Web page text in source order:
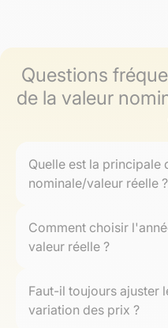
Questions
de la valeur
Quelle est la principale
nominale/valeur réelle ?
dans lesprix courantsde
tenir compte de la
pouvoir d'achat, en
année de base. Faire
Comment choisir
valeur réelle ?
pertinentes : elle se
économiquement et
Faut-il toujours ajuster
variation des prix ?